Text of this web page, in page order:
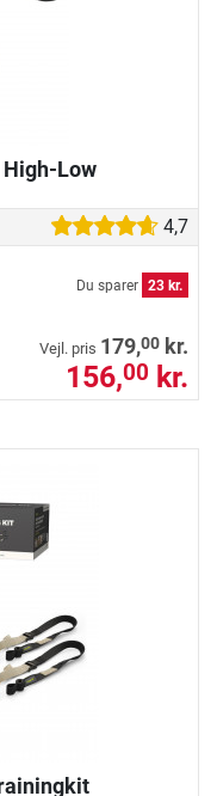
High-Low
4,7
Du sparer 23 kr.
Vejl. pris 179,00 kr.
156,00 kr.